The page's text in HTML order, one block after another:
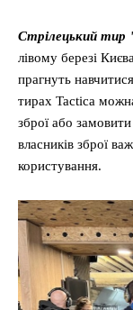
Стрілецький тир
лівому березі
прагнуть
тирах Tactica
зброї або
власників зброї
користування.